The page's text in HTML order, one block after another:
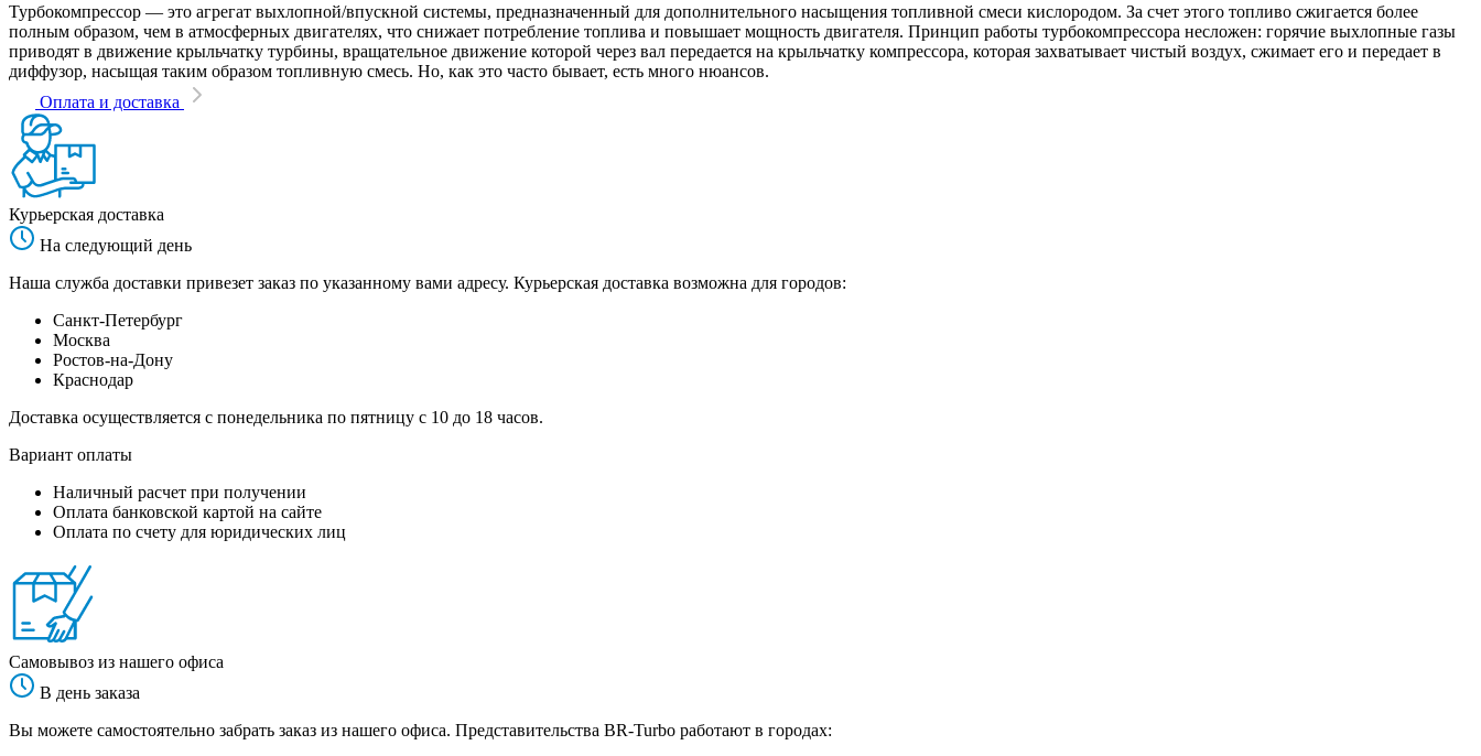
Турбокомпрессор — это агрегат выхлопной/впускной системы, предназначенный для дополнительного насыщения топливной смеси кислородом. За счет этого топливо сжигается более
полным образом, чем в атмосферных двигателях, что снижает потребление топлива и повышает мощность двигателя. Принцип работы турбокомпрессора несложен: горячие выхлопные газы
приводят в движение крыльчатку турбины, вращательное движение которой через вал передается на крыльчатку компрессора, которая захватывает чистый воздух, сжимает его и передает в
диффузор, насыщая таким образом топливную смесь. Но, как это часто бывает, есть много нюансов.
Оплата и доставка
Курьерская доставка
На следующий день
Наша служба доставки привезет заказ по указанному вами адресу. Курьерская доставка возможна для городов:
Санкт-Петербург
Москва
Ростов-на-Дону
Краснодар
Доставка осуществляется с понедельника по пятницу с 10 до 18 часов.
Вариант оплаты
Наличный расчет при получении
Оплата банковской картой на сайте
Оплата по счету для юридических лиц
Самовывоз из нашего офиса
В день заказа
Вы можете самостоятельно забрать заказ из нашего офиса. Представительства BR-Turbo работают в городах: